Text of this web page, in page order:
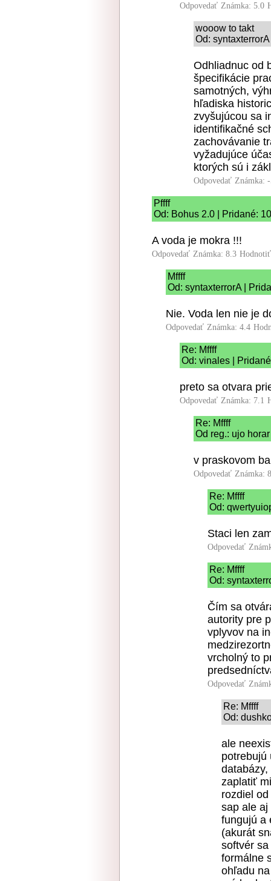
Odpovedať Známka: 5.0
wooow to takt
Od:
Odhliadnuc od
špecifikácie
samotných,
hľadiska
zvyšujúcou sa
identifikačné
zachovávanie
vyžadujúce
ktorých sú i
Odpovedať Známka:
Pffff
Od: Bohus 2.0 | Pridané:
A voda je mokra !!!
Odpovedať Známka: 8.3
Mffff
Od: syntaxterrorA |
Nie. Voda len nie je
Odpovedať Známka: 4.4
Re: Mffff
Od: vinales |
preto sa otvara
Odpovedať Známka: 7.1
Re: Mffff
Od reg.: ujo
v praskovom
Odpovedať Známka:
Re: Mffff
Od:
Staci len
Odpovedať
Re: Mffff
Od:
Čím sa
autority pre
vplyvov na
vrcholný to
Odpovedať
Re: Mffff
Od:
ale
potrebujú
zaplatiť
rozdiel
sap ale
fungujú a
(akurát
softvér
formálne
ohľadu